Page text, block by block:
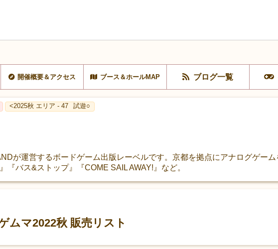
開催概要＆アクセス ブース＆ホールMAP ブログ一覧
<2025秋 エリア - 47 試遊○
が運営するボードゲーム出版レーベルです。京都を拠点にアナログゲーム
『バス&ストップ』『COME SAIL AWAY!』など。
ムマ2022秋 販売リスト